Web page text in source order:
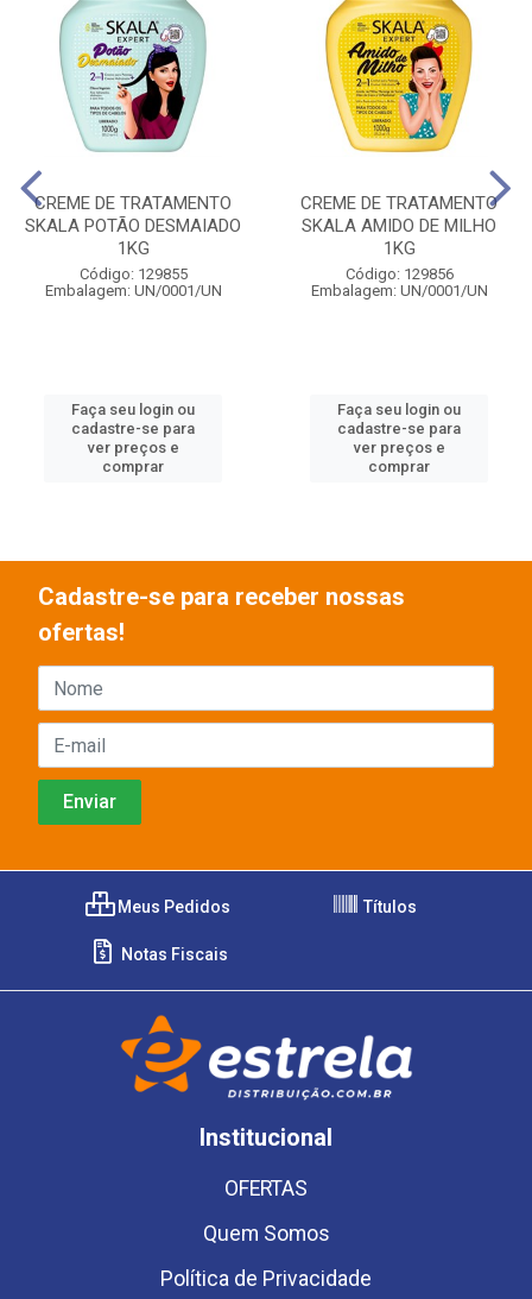
CREME DE TRATAMENTO
SKALA POTÃO DESMAIADO
1KG
Código: 129855
Embalagem: UN/0001/UN
Faça seu login ou
cadastre-se para
ver preços e
comprar
CREME DE TRATAMENTO
SKALA AMIDO DE MILHO
1KG
Código: 129856
Embalagem: UN/0001/UN
Faça seu login ou
cadastre-se para
ver preços e
comprar
Cadastre-se para receber nossas
ofertas!
Meus Pedidos Títulos
Notas Fiscais
Institucional
OFERTAS
Quem Somos
Política de Privacidade